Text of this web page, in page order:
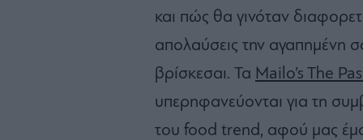
και πώς θα γινόταν
απολαύσεις την αγαπημένη
βρίσκεσαι. Τα Mailo’s The
υπερηφανεύονται για τη
του food trend, αφού μας